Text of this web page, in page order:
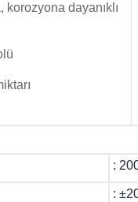
dayanıklı
:
: